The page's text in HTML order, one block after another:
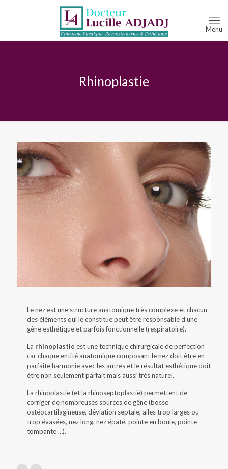
Rhinoplastie
Le nez est une structure anatomique très complexe et chacun
des éléments qui le constitue peut être responsable d’une
gêne esthétique et parfois fonctionnelle (respiratoire).
La rhinoplastie est une technique chirurgicale de perfection
car chaque entité anatomique composant le nez doit être en
parfaite harmonie avec les autres et le résultat esthétique doit
être non seulement parfait mais aussi très naturel.
La rhinoplastie (et la rhinoseptoplastie) permettent de
corriger de nombreuses sources de gêne (bosse
ostéocartilagineuse, déviation septale, ailes trop larges ou
trop évasées, nez long, nez épaté, pointe en boule, pointe
tombante …).